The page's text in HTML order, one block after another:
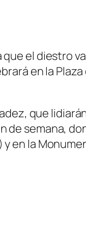
el diestro
en la Plaza
que
de semana,
en la